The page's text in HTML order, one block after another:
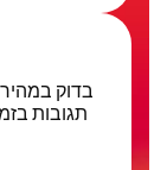
בדוק
תגובות